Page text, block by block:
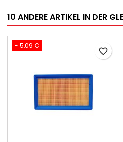
10 ANDERE ARTIKEL IN DER
- 5,09 €
favorite_border